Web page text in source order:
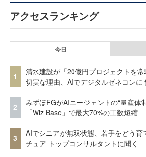
アクセスランキング
今日
1
清水建設が「20億円プロジェクトを
切実な理由、AIでデジタルゼネコンに
2
みずほFGがAIエージェントの“量産
「Wiz Base」で最大70%の工数短縮
3
AIでシニアが無双状態、若手をどう育
チュア トップコンサルタントに聞く